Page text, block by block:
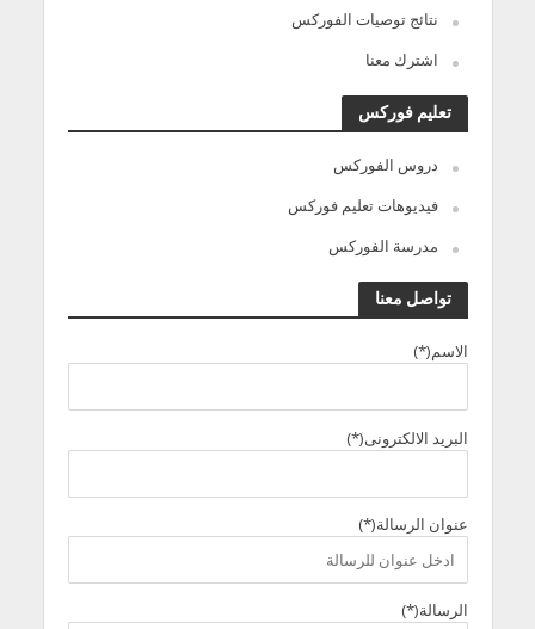
نتائج توصيات الفوركس
اشترك معنا
تعليم فوركس
دروس الفوركس
فيديوهات تعليم فوركس
مدرسة الفوركس
تواصل معنا
الاسم(*)
البريد الالكترونى(*)
عنوان الرسالة(*)
الرسالة(*)